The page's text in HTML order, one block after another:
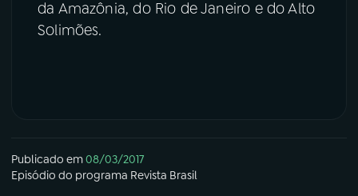
da Amazônia, do Rio de Janeiro e do Alto
Solimões.
Publicado em08/03/2017
Episódio do programa Revista Brasil